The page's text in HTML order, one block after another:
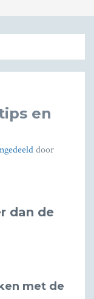
en
door
dan de
met de